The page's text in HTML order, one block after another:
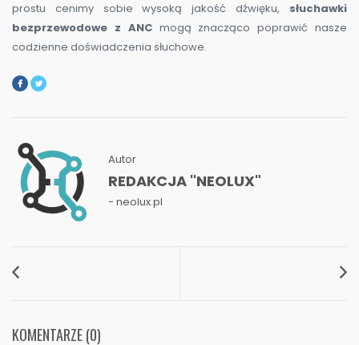
prostu cenimy sobie wysoką jakość dźwięku, słuchawki
bezprzewodowe z ANCmogą znacząco poprawić nasze
codzienne doświadczenia słuchowe.
Autor
REDAKCJA "NEOLUX"
- neolux.pl
KOMENTARZE (0)